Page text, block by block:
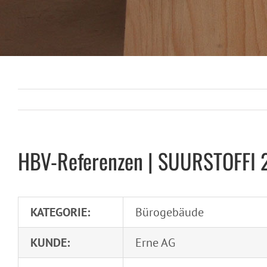
HBV-Referenzen | SUURSTOFFI
KATEGORIE:
Bürogebäude
KUNDE:
Erne AG